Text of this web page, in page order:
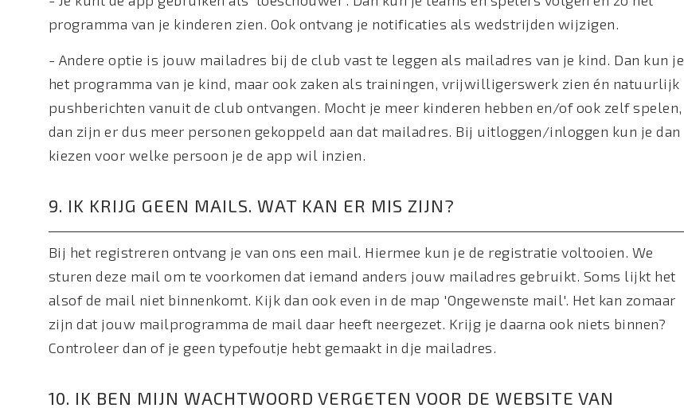
programma van je kinderen zien. Ook ontvang je notificaties als wedstrijden wijzigen.
- Andere optie is jouw mailadres bij de club vast te leggen als mailadres van je kind. Dan kun je
het programma van je kind, maar ook zaken als trainingen, vrijwilligerswerk zien én natuurlijk
pushberichten vanuit de club ontvangen. Mocht je meer kinderen hebben en/of ook zelf spelen,
dan zijn er dus meer personen gekoppeld aan dat mailadres. Bij uitloggen/inloggen kun je dan
kiezen voor welke persoon je de app wil inzien.
9. IK KRIJG GEEN MAILS. WAT KAN ER MIS ZIJN?
Bij het registreren ontvang je van ons een mail. Hiermee kun je de registratie voltooien. We
sturen deze mail om te voorkomen dat iemand anders jouw mailadres gebruikt. Soms lijkt het
alsof de mail niet binnenkomt. Kijk dan ook even in de map 'Ongewenste mail'. Het kan zomaar
zijn dat jouw mailprogramma de mail daar heeft neergezet. Krijg je daarna ook niets binnen?
Controleer dan of je geen typefoutje hebt gemaakt in dje mailadres.
10. IK BEN MIJN WACHTWOORD VERGETEN VOOR DE WEBSITE VAN